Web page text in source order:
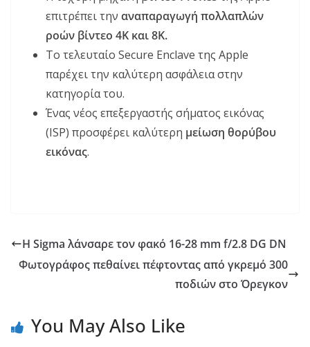
επιτρέπει την αναπαραγωγή πολλαπλών
ροών βίντεο 4K και 8K.
Το τελευταίο Secure Enclave της Apple
παρέχει την καλύτερη ασφάλεια στην
κατηγορία του.
Ένας νέος επεξεργαστής σήματος εικόνας
(ISP) προσφέρει καλύτερη μείωση θορύβου
εικόνας.
Η Sigma λάνσαρε τον φακό 16-28 mm f/2.8 DG DN
Φωτογράφος πεθαίνει πέφτοντας από γκρεμό 300
ποδιών στο Όρεγκον
You May Also Like